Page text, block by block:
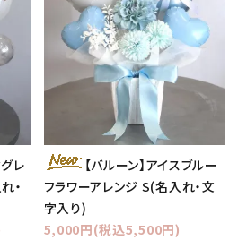
レ
・
【バルーン】アイスブルー
フラワーアレンジ S(名入れ・文
字入り)
5,000円(税込5,500円)